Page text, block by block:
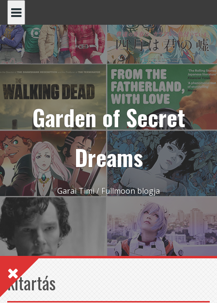
content
Garden of Secret
Dreams
Garai Timi / Fullmoon blogja
kitartás